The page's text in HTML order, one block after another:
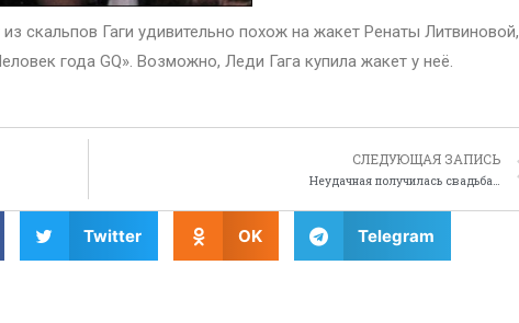
скальпов Гаги удивительно похож на жакет Ренаты Литвиновой,
года GQ». Возможно, Леди Гага купила жакет у неё.
СЛЕДУЮЩАЯ ЗАПИСЬ
Неудачная получилась свадьба…
Twitter OK Telegram